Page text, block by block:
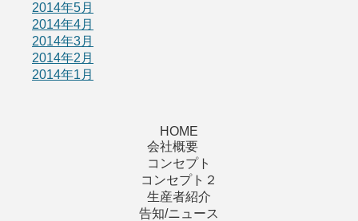
2014年5月
2014年4月
2014年3月
2014年2月
2014年1月
HOME
会社概要
コンセプト
コンセプト２
生産者紹介
告知/ニュース